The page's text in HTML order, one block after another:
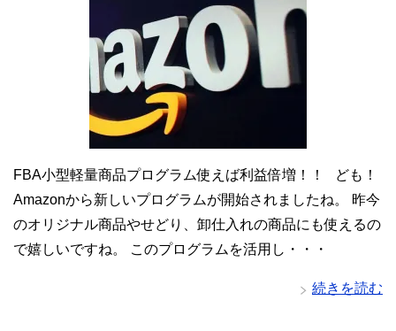
FBA小型軽量商品プログラム使えば利益倍増！！ ども！
Amazonから新しいプログラムが開始されましたね。 昨今
のオリジナル商品やせどり、卸仕入れの商品にも使えるの
で嬉しいですね。 このプログラムを活用し・・・
続きを読む